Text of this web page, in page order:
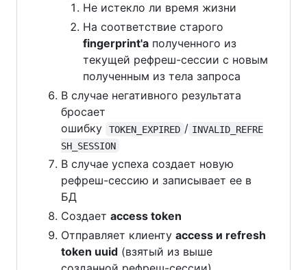
Не истекло ли время жизни
На соответствие старого
fingerprint'a полученного из
текущей рефреш-сессии с новым
полученным из тела запроса
В случае негативного результата
бросает
ошибку
TOKEN_EXPIRED / INVALID_REFRE
SH_SESSION
В случае успеха создает новую
рефреш-сессию и записывает ее в
БД
Создает access token
Отправляет клиенту access и refresh
token uuid (взятый из выше